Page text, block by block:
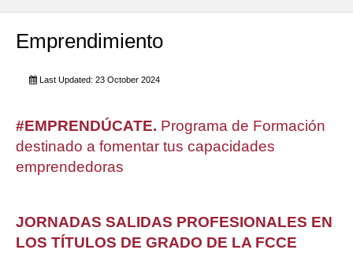
INTERNACIONAL
Directorio FCCE
Emprendimiento
Last Updated: 23 October 2024
#EMPRENDÚCATE. Programa de Formación
destinado a fomentar tus capacidades
emprendedoras
JORNADAS SALIDAS PROFESIONALES EN
LOS TÍTULOS DE GRADO DE LA FCCE